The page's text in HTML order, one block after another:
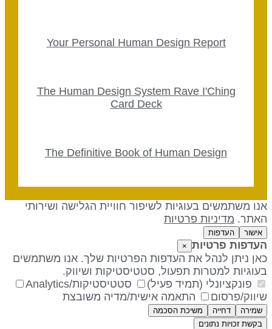
Your Personal Human Design Report
The Human Design System Rave I'Ching
Card Deck
The Definitive Book of Human Design
משתמשים בעוגיות לשיפור חוויית הגלישה ושירותי
מדיניות פרטיות
אישור העדפות
פרטיות ×
ניתן לנהל את העדפות הפרטיות שלך. אנו משתמשים
למטרות תפעול, סטטיסטיקות ושיווק.
פונקציונלי (תמיד פעיל)
סטטיסטיקות/Analytics
פרסום
התאמה אישית/מדיה משובצת
שמירה דחייה
משיכת הסכמה
בקשת זכויות נתונים